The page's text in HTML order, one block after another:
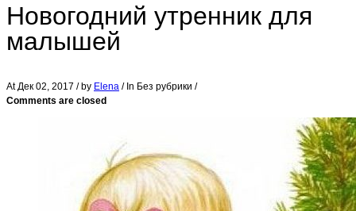
Новогодний утренник для
малышей
AtДек 02, 2017 / by Elena / In Без рубрики /
Comments are closed